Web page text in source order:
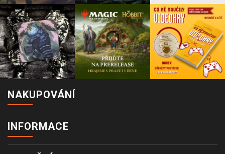
NAKUPOVÁNÍ
INFORMACE